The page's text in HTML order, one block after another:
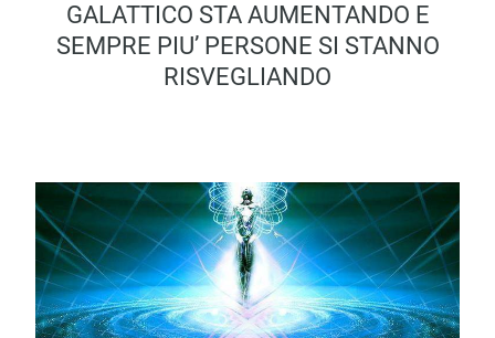
GALATTICO STA AUMENTANDO E
SEMPRE PIU’ PERSONE SI STANNO
RISVEGLIANDO